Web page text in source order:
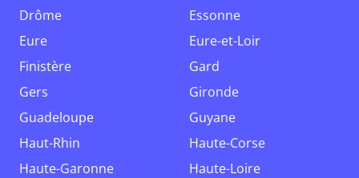
Drôme
Essonne
Eure
Eure-et-Loir
Finistère
Gard
Gers
Gironde
Guadeloupe
Guyane
Haut-Rhin
Haute-Corse
Haute-Garonne
Haute-Loire